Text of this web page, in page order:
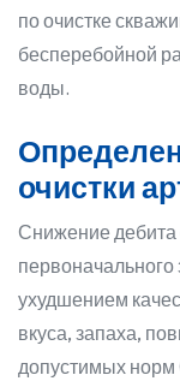
по очистке
бесперебойной
воды.
очистки
Снижение дебита
ухудшением
вкуса, запаха,
допустимых норм